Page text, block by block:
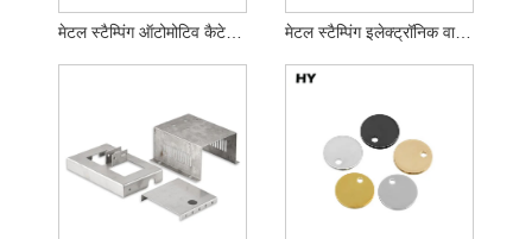
मेटल स्टैम्पिंग ऑटोमोटिव कैटेलिटिक कनवर्टर मेटल स्टैम्पिंग इलेक्ट्रॉनिक वायर असेंबलियाँ